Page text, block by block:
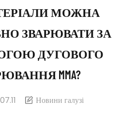
МОЖНА
ЗВАРЮВАТИ ЗА
ДУГОВОГО
MMA?
Новини галузі